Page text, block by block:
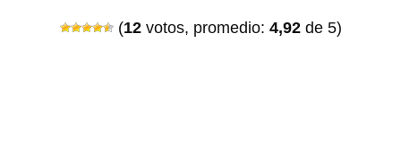
(12votos, promedio: 4,92de 5)